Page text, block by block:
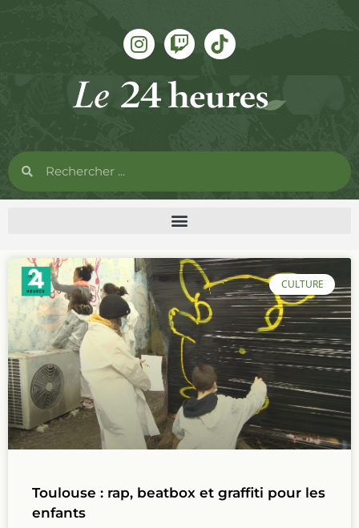
CULTURE
Toulouse : rap, beatbox et graffiti pour les
enfants